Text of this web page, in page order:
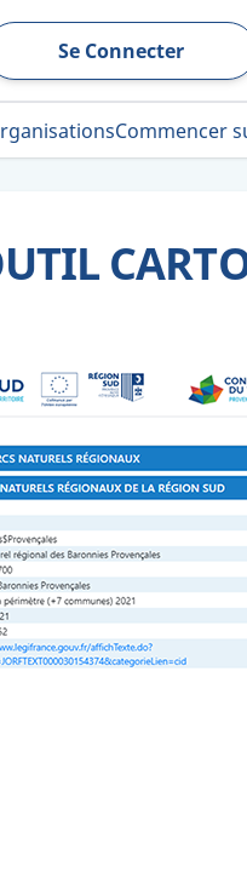
Se Connecter
Commencer